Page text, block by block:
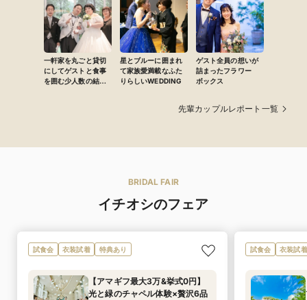
一軒家を丸ごと貸切
にしてゲストと食事
を囲む少人数の結婚
星とブルーに囲まれ
て家族愛満載なふた
りらしいWEDDING
ゲスト全員の想いが
詰まったフラワー
ボックス
先輩カップルレポート一覧
BRIDAL FAIR
イチオシのフェア
試食会 衣装試着 特典あり
【アマギフ最大3万&挙式0円】
光と緑のチャペル体験×贅沢6品
試食会 衣装試着